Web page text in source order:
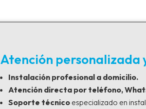
Atención personalizada
Instalación profesional a domicilio.
Atención directa por teléfono,
Soporte técnicoespecializado en